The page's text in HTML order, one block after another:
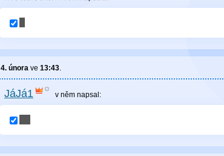
4. února ve 13:43
JáJá1 v něm napsal: